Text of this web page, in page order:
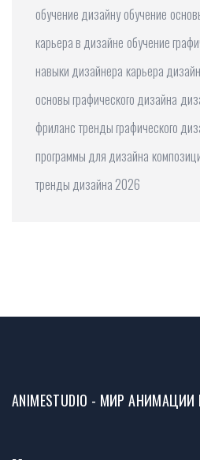
обучение дизайну обучение
карьера в дизайне обучение
навыки дизайнера карьера
основы графического дизайна
фриланс тренды графического
программы для дизайна
тренды дизайна 2026
ANIMESTUDIO - МИР